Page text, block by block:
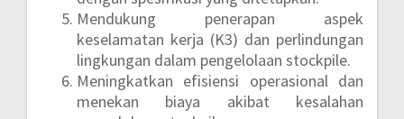
Mendukung penerapan aspek
keselamatan kerja (K3) dan perlindungan
lingkungan dalam pengelolaan stockpile.
Meningkatkan efisiensi operasional dan
menekan biaya akibat kesalahan